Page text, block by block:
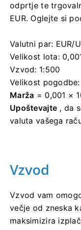
odprtje te
EUR. Oglejte si
Valutni par: EUR/
Velikost lota:
Vzvod: 1:500
Velikost
Marža = 0,001 ×
Upoštevajte , da
valuta vašega
Vzvod
Vzvod vam
večje od zneska
maksimizira